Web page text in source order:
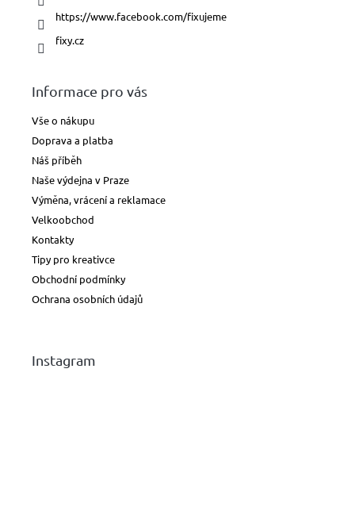
https://www.facebook.com/fixujeme
fixy.cz
Informace pro vás
Vše o nákupu
Doprava a platba
Náš příběh
Naše výdejna v Praze
Výměna, vrácení a reklamace
Velkoobchod
Kontakty
Tipy pro kreativce
Obchodní podmínky
Ochrana osobních údajů
Instagram